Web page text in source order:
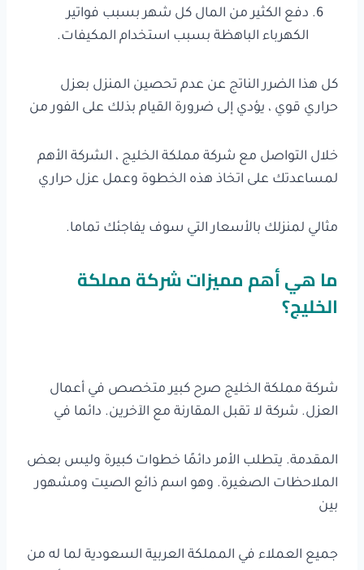
دفع الكثير من المال كل شهر بسبب فواتير
الكهرباء الباهظة بسبب استخدام المكيفات.
كل هذا الضرر الناتج عن عدم تحصين المنزل بعزل
حراري قوي ، يؤدي إلى ضرورة القيام بذلك على الفور من
خلال التواصل مع شركة مملكة الخليج ، الشركة الأهم
لمساعدتك على اتخاذ هذه الخطوة وعمل عزل حراري
مثالي لمنزلك بالأسعار التي سوف يفاجئك تماما.
ما هي أهم مميزات شركة مملكة
الخليج؟
شركة مملكة الخليج صرح كبير متخصص في أعمال
العزل. شركة لا تقبل المقارنة مع الآخرين. دائما في
المقدمة. يتطلب الأمر دائمًا خطوات كبيرة وليس بعض
الملاحظات الصغيرة. وهو اسم ذائع الصيت ومشهور
بين
جميع العملاء في المملكة العربية السعودية لما له من